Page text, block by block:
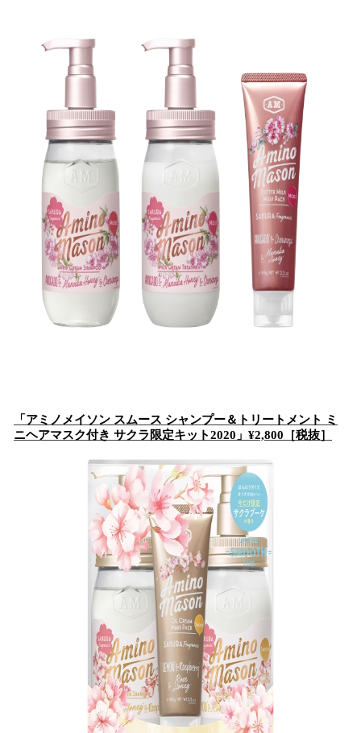
「アミノメイソン スムース シャンプー＆トリートメント ミ
ニヘアマスク付き サクラ限定キット2020」¥2,800［税抜］